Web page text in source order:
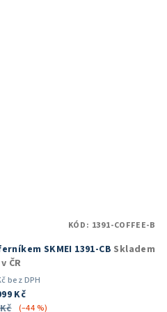
SKMEI 1391-CB Skladem
v ČR
bez DPH
Kč
(–44 %)
KÓD: 1391-COFFEE-B